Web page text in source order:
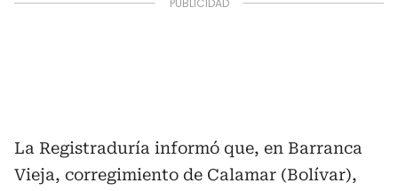
La Registraduría informó que, en Barranca
Vieja, corregimiento de Calamar (Bolívar),